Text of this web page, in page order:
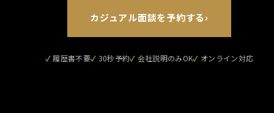
カジュアル面談を予約する›
履歴書不要 30秒予約 会社説明のみOK オンライン対応